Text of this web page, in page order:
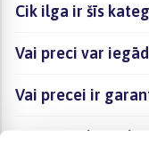
Cik ilga ir šīs
Vai preci var
Vai precei ir
Kā visērtāk